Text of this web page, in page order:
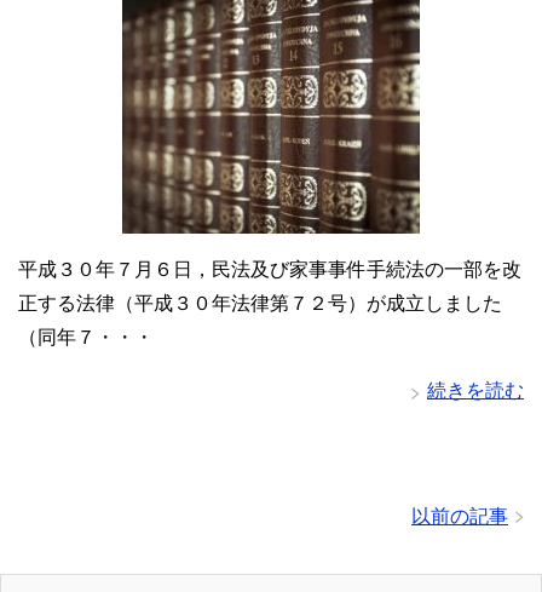
平成３０年７月６日，民法及び家事事件手続法の一部を改
正する法律（平成３０年法律第７２号）が成立しました
（同年７・・・
続きを読む
以前の記事